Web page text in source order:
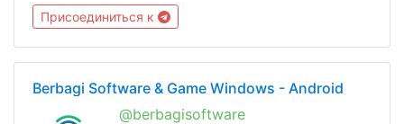
& angkutan,event2,lowker dsb terkait Minerbainfo
partners:@Linktelegramindo
Присоединиться к
Berbagi Software & Game Windows - Android
@berbagisoftware